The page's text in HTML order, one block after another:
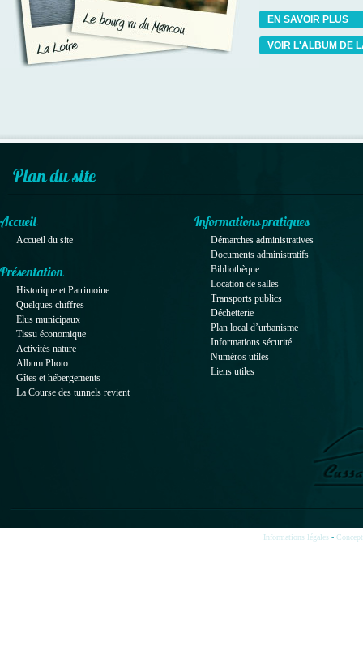
EN SAVOIR PLUS
VOIR L'ALBUM DE
Plan du site
Accueil
Accueil du site
Présentation
Historique et Patrimoine
Quelques chiffres
Elus municipaux
Tissu économique
Activités nature
Album Photo
Gîtes et hébergements
La Course des tunnels revient
Informations pratiques
Démarches administratives
Documents administratifs
Bibliothèque
Location de salles
Transports publics
Déchetterie
Plan local d’urbanisme
Informations sécurité
Numéros utiles
Liens utiles
Informations légales -